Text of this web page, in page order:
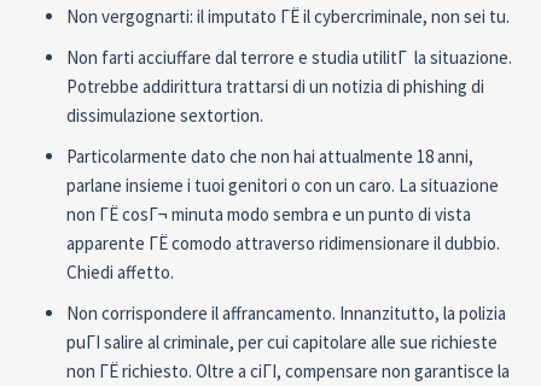
Non vergognarti: il imputato ГЁ il cybercriminale, non sei tu.
Non farti acciuffare dal terrore e studia utilitГ la situazione.
Potrebbe addirittura trattarsi di un notizia di phishing di
dissimulazione sextortion.
Particolarmente dato che non hai attualmente 18 anni,
parlane insieme i tuoi genitori o con un caro. La situazione
non ГЁ cosГ¬ minuta modo sembra e un punto di vista
apparente ГЁ comodo attraverso ridimensionare il dubbio.
Chiedi affetto.
Non corrispondere il affrancamento. Innanzitutto, la polizia
puГІ salire al criminale, per cui capitolare alle sue richieste
non ГЁ richiesto. Oltre a ciГІ, compensare non garantisce la